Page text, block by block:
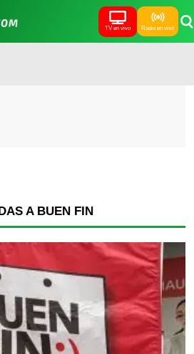
TV en vivo Radio en vivo
A BUEN FIN